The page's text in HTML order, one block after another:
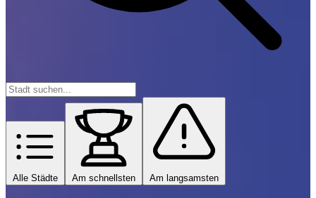
Alle Städte Am schnellsten Am langsamsten